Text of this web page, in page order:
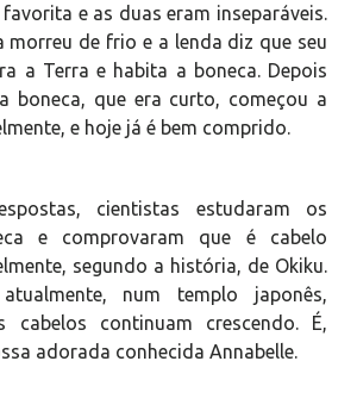
e as duas eram inseparáveis.
morreu de frio e a lenda diz que seu
a Terra e habita a boneca. Depois
boneca, que era curto, começou a
e hoje já é bem comprido.
cientistas estudaram os
e comprovaram que é cabelo
segundo a história, de Okiku.
num templo japonês,
cabelos continuam crescendo. É,
adorada conhecida Annabelle.